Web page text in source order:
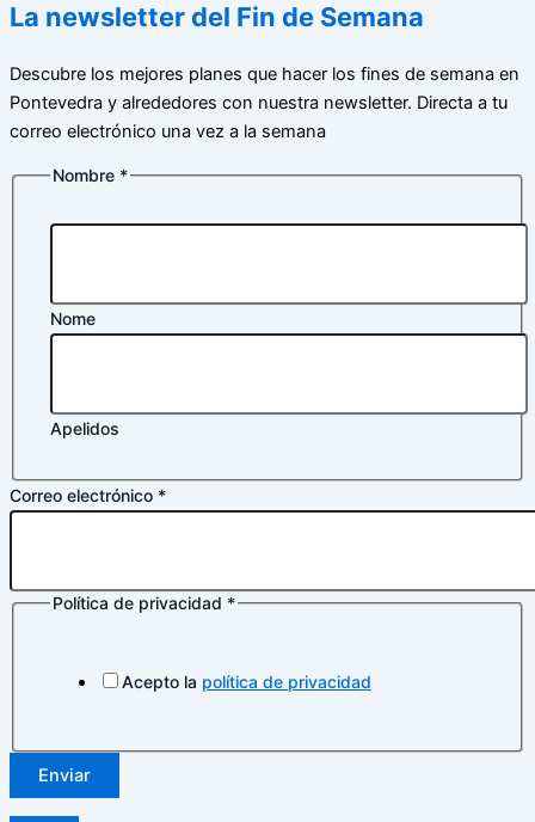
La newsletter del Fin de Semana
Descubre los mejores planes que hacer los fines de semana en
Pontevedra y alrededores con nuestra newsletter. Directa a tu
correo electrónico una vez a la semana
Nombre *
Nome
Apelidos
Correo electrónico *
electrónicoPolítica de privacidad *
Acepto la política de privacidad
Enviar